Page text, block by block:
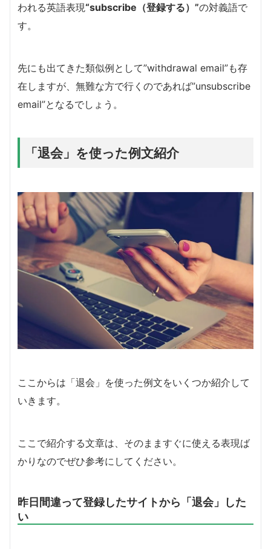
われる英語表現“subscribe（登録する）”の対義語で
す。
先にも出てきた類似例として”withdrawal email”も存
在しますが、無難な方で行くのであれば”unsubscribe
email”となるでしょう。
「退会」を使った例文紹介
ここからは「退会」を使った例文をいくつか紹介して
いきます。
ここで紹介する文章は、そのまますぐに使える表現ば
かりなのでぜひ参考にしてください。
昨日間違って登録したサイトから「退会」した
い